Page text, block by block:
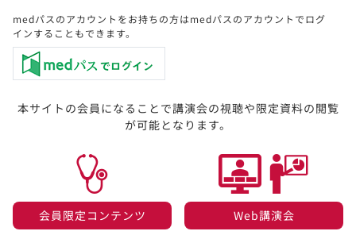
medパスのアカウントをお持ちの方はmedパスのアカウントでログ
インすることもできます。
本サイトの会員になることで講演会の視聴や限定資料の閲覧
が可能となります。
会員限定コンテンツ​
Web講演会​